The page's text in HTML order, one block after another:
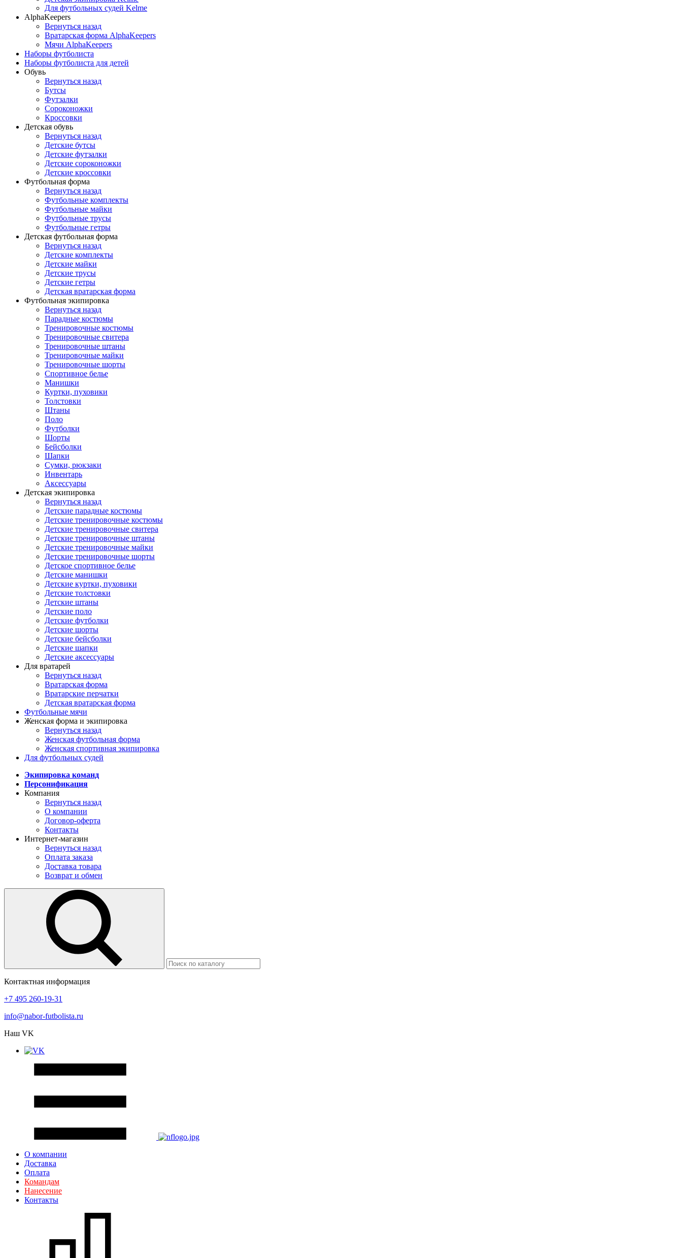
Для футбольных судей Kelme
AlphaKeepers
Вернуться назад
Вратарская форма AlphaKeepers
Мячи AlphaKeepers
Наборы футболиста
Наборы футболиста для детей
Обувь
Вернуться назад
Бутсы
Футзалки
Сороконожки
Кроссовки
Детская обувь
Вернуться назад
Детские бутсы
Детские футзалки
Детские сороконожки
Детские кроссовки
Футбольная форма
Вернуться назад
Футбольные комплекты
Футбольные майки
Футбольные трусы
Футбольные гетры
Детская футбольная форма
Вернуться назад
Детские комплекты
Детские майки
Детские трусы
Детские гетры
Детская вратарская форма
Футбольная экипировка
Вернуться назад
Парадные костюмы
Тренировочные костюмы
Тренировочные свитера
Тренировочные штаны
Тренировочные майки
Тренировочные шорты
Спортивное белье
Манишки
Куртки, пуховики
Толстовки
Штаны
Поло
Футболки
Шорты
Бейсболки
Шапки
Сумки, рюкзаки
Инвентарь
Аксессуары
Детская экипировка
Вернуться назад
Детские парадные костюмы
Детские тренировочные костюмы
Детские тренировочные свитера
Детские тренировочные штаны
Детские тренировочные майки
Детские тренировочные шорты
Детское спортивное белье
Детские манишки
Детские куртки, пуховики
Детские толстовки
Детские штаны
Детские поло
Детские футболки
Детские шорты
Детские бейсболки
Детские шапки
Детские аксессуары
Для вратарей
Вернуться назад
Вратарская форма
Вратарские перчатки
Детская вратарская форма
Футбольные мячи
Женская форма и экипировка
Вернуться назад
Женская футбольная форма
Женская спортивная экипировка
Для футбольных судей
Экипировка команд
Персонификация
Компания
Вернуться назад
О компании
Договор-оферта
Контакты
Интернет-магазин
Вернуться назад
Оплата заказа
Доставка товара
Возврат и обмен
Контактная информация
+7 495 260-19-31
info@nabor-futbolista.ru
Наш VK
О компании
Доставка
Оплата
Командам
Нанесение
Контакты